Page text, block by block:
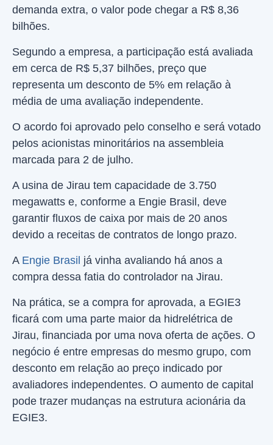
demanda extra, o valor pode chegar a R$ 8,36
bilhões.
Segundo a empresa, a participação está avaliada
em cerca de R$ 5,37 bilhões, preço que
representa um desconto de 5% em relação à
média de uma avaliação independente.
O acordo foi aprovado pelo conselho e será votado
pelos acionistas minoritários na assembleia
marcada para 2 de julho.
A usina de Jirau tem capacidade de 3.750
megawatts e, conforme a Engie Brasil, deve
garantir fluxos de caixa por mais de 20 anos
devido a receitas de contratos de longo prazo.
A Engie Brasil já vinha avaliando há anos a
compra dessa fatia do controlador na Jirau.
Na prática, se a compra for aprovada, a EGIE3
ficará com uma parte maior da hidrelétrica de
Jirau, financiada por uma nova oferta de ações. O
negócio é entre empresas do mesmo grupo, com
desconto em relação ao preço indicado por
avaliadores independentes. O aumento de capital
pode trazer mudanças na estrutura acionária da
EGIE3.